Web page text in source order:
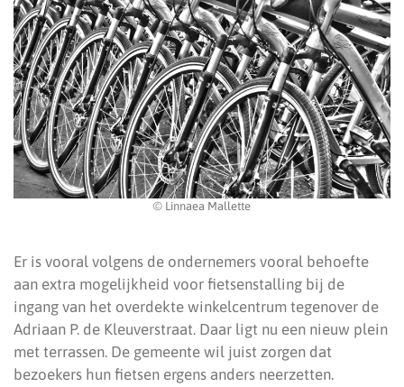
© Linnaea Mallette
Er is vooral volgens de ondernemers vooral behoefte
aan extra mogelijkheid voor fietsenstalling bij de
ingang van het overdekte winkelcentrum tegenover de
Adriaan P. de Kleuverstraat. Daar ligt nu een nieuw plein
met terrassen. De gemeente wil juist zorgen dat
bezoekers hun fietsen ergens anders neerzetten.